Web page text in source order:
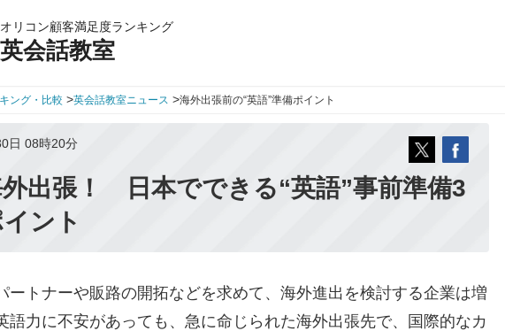
オリコン顧客満足度ランキング
英会話教室
ング・比較 >英会話教室ニュース >海外出張前の“英語”準備ポイント
日 08時20分
出張！ 日本でできる“英語”事前準備3
ント
トナーや販路の開拓などを求めて、海外進出を検討する企業は増
語力に不安があっても、急に命じられた海外出張先で、国際的なカ